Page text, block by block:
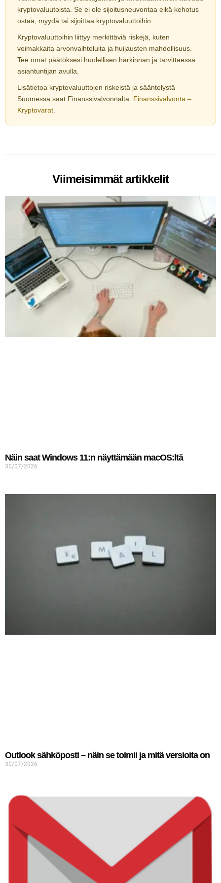
kryptovaluutoista. Se ei ole sijoitusneuvontaa eikä kehotus
ostaa, myydä tai sijoittaa kryptovaluuttoihin.
Kryptovaluuttoihin liittyy merkittäviä riskejä, kuten
voimakkaita arvonvaihteluita ja huijausten mahdollisuus.
Tee omat päätöksesi huolellisen harkinnan ja tarvittaessa
asiantuntijan avulla.
Lisätietoa kryptovaluuttojen riskeistä ja sääntelystä
Suomessa saat Finanssivalvonnalta: Finanssivalvonta –
Kryptovarat.
Viimeisimmät artikkelit
Näin saat Windows 11:n näyttämään macOS:ltä
30/07/2026
Outlook sähköposti – näin se toimii ja mitä versioita on
30/07/2026